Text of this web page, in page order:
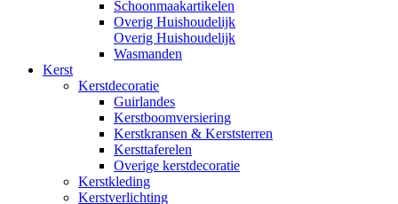
Schoonmaakartikelen
Overig Huishoudelijk
Overig Huishoudelijk
Wasmanden
Kerst
Kerstdecoratie
Guirlandes
Kerstboomversiering
Kerstkransen & Kerststerren
Kersttaferelen
Overige kerstdecoratie
Kerstkleding
Kerstverlichting